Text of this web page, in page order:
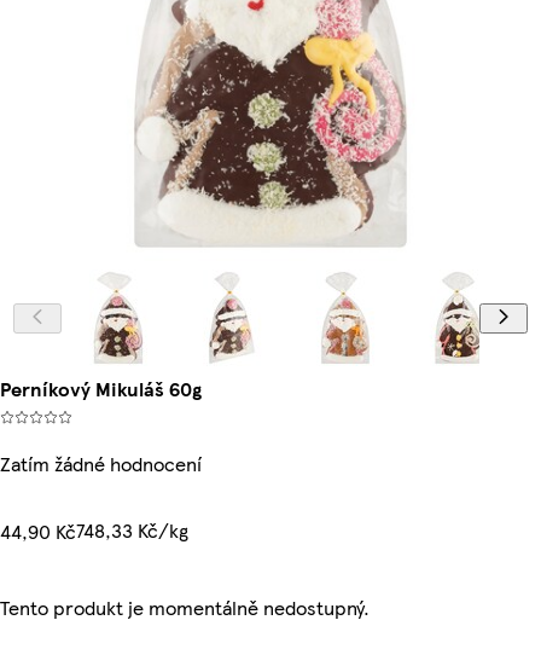
Perníkový Mikuláš 60g
Zatím žádné hodnocení
44,90 Kč748,33 Kč/kg
Tento produkt je momentálně nedostupný.